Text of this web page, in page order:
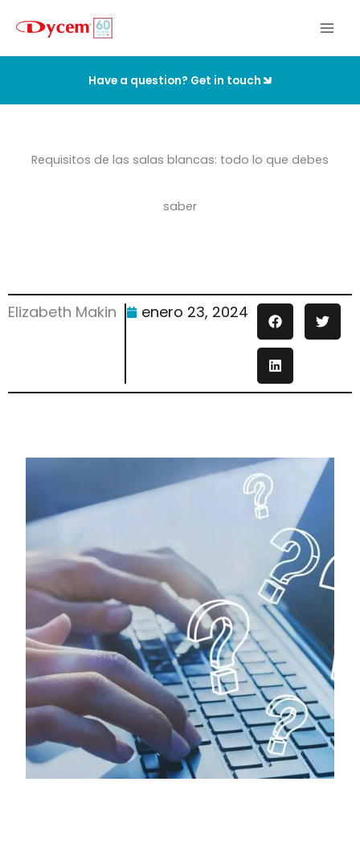
contenido
Have a question? Get in touch
Requisitos de las salas blancas: todo lo que debes
saber
Elizabeth Makin enero 23, 2024